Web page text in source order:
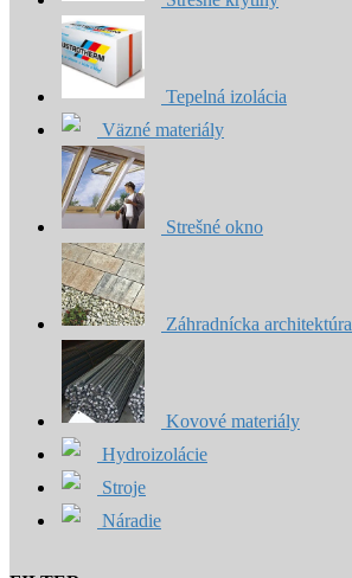
Tepelná izolácia
Väzné materiály
Strešné okno
Záhradnícka architektúra
Kovové materiály
Hydroizolácie
Stroje
Náradie